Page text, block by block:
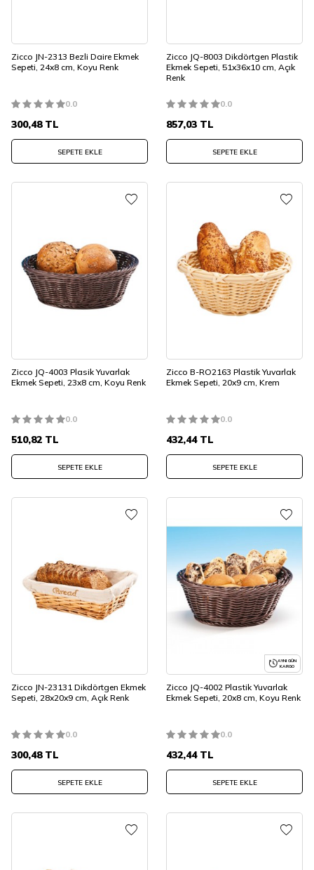
Zicco JN-2313 Bezli Daire Ekmek
Sepeti, 24x8 cm, Koyu Renk
0.0
300,48TL
SEPETE EKLE
Zicco JQ-8003 Dikdörtgen Plastik
Ekmek Sepeti, 51x36x10 cm, Açık
Renk
0.0
857,03 TL
SEPETE EKLE
Zicco JQ-4003 Plasik Yuvarlak
Ekmek Sepeti, 23x8 cm, Koyu Renk
0.0
510,82 TL
SEPETE EKLE
Zicco B-RO2163 Plastik Yuvarlak
Ekmek Sepeti, 20x9 cm, Krem
0.0
432,44TL
SEPETE EKLE
Zicco JN-23131 Dikdörtgen Ekmek
Sepeti, 28x20x9 cm, Açık Renk
0.0
300,48TL
SEPETE EKLE
AYNI GÜN
KARGO
Zicco JQ-4002 Plastik Yuvarlak
Ekmek Sepeti, 20x8 cm, Koyu Renk
0.0
432,44TL
SEPETE EKLE